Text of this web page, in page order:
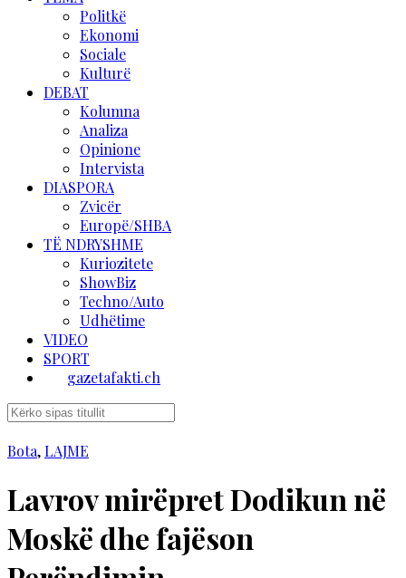
Politkë
Ekonomi
Sociale
Kulturë
DEBAT
Kolumna
Analiza
Opinione
Intervista
DIASPORA
Zvicër
Europë/SHBA
TË NDRYSHME
Kuriozitete
ShowBiz
Techno/Auto
Udhëtime
VIDEO
SPORT
gazetafakti.ch
Bota,LAJME
Lavrov mirëpret Dodikun në
Moskë dhe fajëson